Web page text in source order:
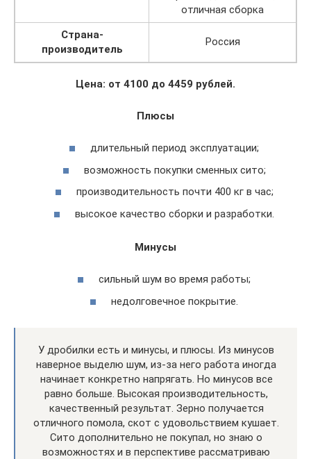
отличная сборка
Страна-
производитель
Россия
Цена: от 4100 до 4459 рублей.
Плюсы
длительный период эксплуатации;
возможность покупки сменных сито;
производительность почти 400 кг в час;
высокое качество сборки и разработки.
Минусы
сильный шум во время работы;
недолговечное покрытие.
У дробилки есть и минусы, и плюсы. Из минусов
наверное выделю шум, из-за него работа иногда
начинает конкретно напрягать. Но минусов все
равно больше. Высокая производительность,
качественный результат. Зерно получается
отличного помола, скот с удовольствием кушает.
Сито дополнительно не покупал, но знаю о
возможностях и в перспективе рассматриваю